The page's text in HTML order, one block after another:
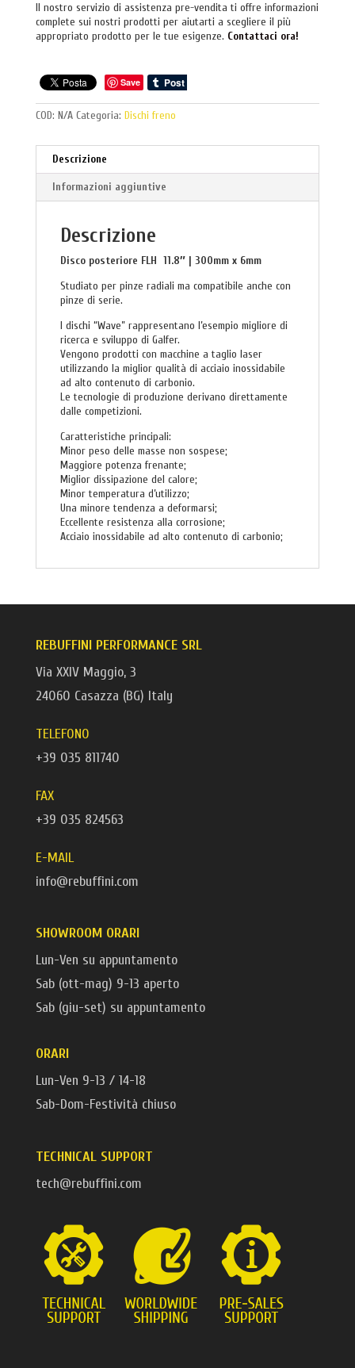
Il nostro servizio di assistenza pre-vendita ti offre informazioni
complete sui nostri prodotti per aiutarti a scegliere il più
appropriato prodotto per le tue esigenze. Contattaci ora!
Save
COD: N/A Categoria: Dischi freno
Descrizione
Informazioni aggiuntive
Descrizione
Disco posteriore FLH 11.8″ | 300mm x 6mm
Studiato per pinze radiali ma compatibile anche con
pinze di serie.
I dischi “Wave” rappresentano l’esempio migliore di
ricerca e sviluppo di Galfer.
Vengono prodotti con macchine a taglio laser
utilizzando la miglior qualità di acciaio inossidabile
ad alto contenuto di carbonio.
Le tecnologie di produzione derivano direttamente
dalle competizioni.
Caratteristiche principali:
Minor peso delle masse non sospese;
Maggiore potenza frenante;
Miglior dissipazione del calore;
Minor temperatura d’utilizzo;
Una minore tendenza a deformarsi;
Eccellente resistenza alla corrosione;
Acciaio inossidabile ad alto contenuto di carbonio;
REBUFFINI PERFORMANCE SRL
Via XXIV Maggio, 3
24060 Casazza (BG) Italy
TELEFONO
+39 035 811740
FAX
+39 035 824563
E-MAIL
info@rebuffini.com
SHOWROOM ORARI
Lun-Ven su appuntamento
Sab (ott-mag) 9-13 aperto
Sab (giu-set) su appuntamento
ORARI
Lun-Ven 9-13 / 14-18
Sab-Dom-Festività chiuso
TECHNICAL SUPPORT
tech@rebuffini.com